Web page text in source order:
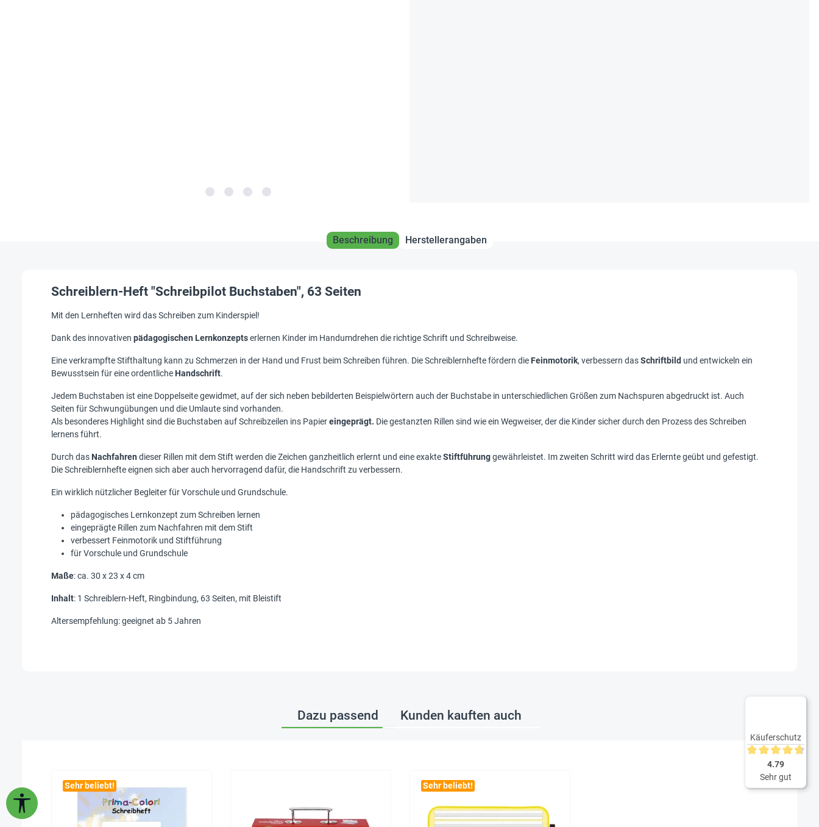
Beschreibung Herstellerangaben
Schreiblern-Heft "Schreibpilot Buchstaben", 63 Seiten
Mit den Lernheften wird das Schreiben zum Kinderspiel!
Dank des innovativen pädagogischen Lernkonzeptserlernen Kinder im Handumdrehen die richtige Schrift und Schreibweise.
Eine verkrampfte Stifthaltung kann zu Schmerzen in der Hand und Frust beim Schreiben führen. Die Schreiblernhefte fördern die Feinmotorik, verbessern dasSchriftbild und entwickeln ein
Bewusstsein für eine ordentliche Handschrift.
Jedem Buchstaben ist eine Doppelseite gewidmet, auf der sich neben bebilderten Beispielwörtern auch der Buchstabe in unterschiedlichen Größen zum Nachspuren abgedruckt ist. Auch
Seiten für Schwungübungen und die Umlaute sind vorhanden.
Als besonderes Highlight sind die Buchstaben auf Schreibzeilen ins Papiereingeprägt. Die gestanzten Rillen sind wie ein Wegweiser, der die Kinder sicher durch den Prozess des Schreiben
lernens führt.
Durch das Nachfahren dieser Rillen mit dem Stift werden die Zeichen ganzheitlich erlernt und eine exakteStiftführunggewährleistet. Im zweiten Schritt wird das Erlernte geübt und gefestigt.
Die Schreiblernhefte eignen sich aber auch hervorragend dafür, die Handschrift zu verbessern.
Ein wirklich nützlicher Begleiter für Vorschule und Grundschule.
pädagogisches Lernkonzept zum Schreiben lernen
eingeprägte Rillen zum Nachfahren mit dem Stift
verbessert Feinmotorik und Stiftführung
für Vorschule und Grundschule
Maße: ca. 30 x 23 x 4 cm
Inhalt: 1 Schreiblern-Heft, Ringbindung, 63 Seiten, mit Bleistift
Altersempfehlung: geeignet ab 5 Jahren
Dazu passend Kunden kauften auch
Sehr beliebt!
Sehr beliebt!
Werkzeugleiste anzeigen
Käuferschutz
Durchschnittliche
4.79
Sehr gut